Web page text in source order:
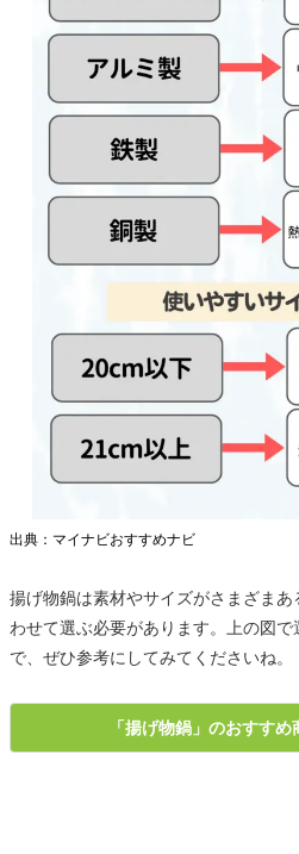
出典：マイナビおすすめナビ
揚げ物鍋は素材やサイズがさまざま
わせて選ぶ必要があります。上の図
で、ぜひ参考にしてみてくださいね。
「揚げ物鍋」のおすす